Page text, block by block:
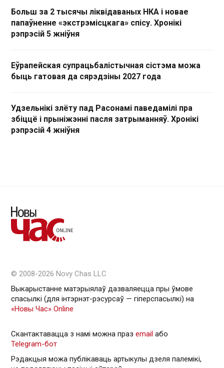
Больш за 2 тысячы ліквідаваных НКА і новае
папаўненне «экстрэмісцкага» спісу. Хронікі
рэпрэсій 5 жніўня
Еўрапейская супрацьбалістычная сістэма можа
быць гатовая да сярэдзіны 2027 года
Удзельнікі злёту пад Расонамі паведамілі пра
збіццё і прыніжэнні пасля затрыманняў. Хронікі
рэпрэсій 4 жніўня
© 2008-2026 Novy Chas LLC
Выкарыстанне матэрыялаў дазваляецца пры ўмове
спасылкі (для інтэрнэт-рэсурсаў — гiперспасылкi) на
«Новы Час» Online
Скантактавацца з намі можна праз email або
Telegram-бот
Рэдакцыя можа публікаваць артыкулы дзеля палемікі,